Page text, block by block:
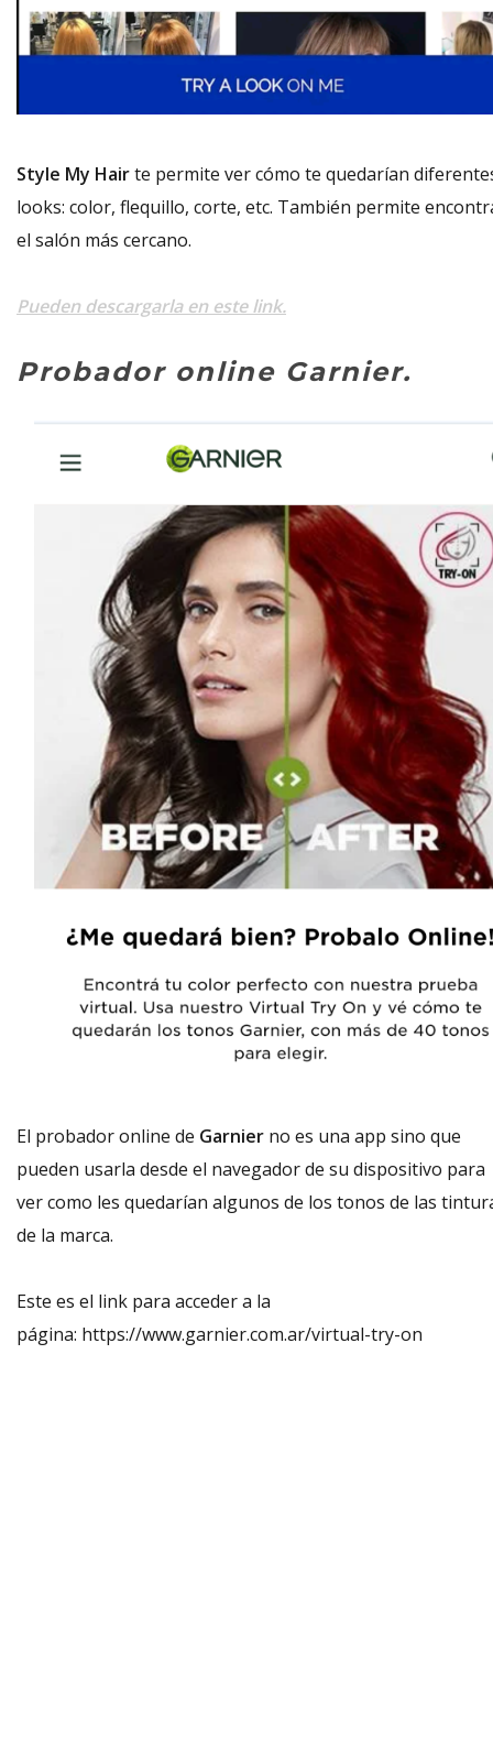
Style My Hairte permite ver cómo te quedarían
looks: color, flequillo, corte, etc. También permite
el salón más cercano.
Pueden descargarla en este link.
Probador online Garnier.
El probador online de Garnier no es una app sino que
pueden usarla desde el navegador de su dispositivo para
ver como les quedarían algunos de los tonos de las
de la marca.
Este es el link para acceder a la
página: https://www.garnier.com.ar/virtual-try-on